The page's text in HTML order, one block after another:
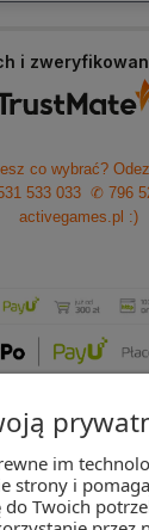
i
co wybrać?
533 033 ✆ 796
activegames.pl :)
ZAKUPY
im
strony i
Twoich